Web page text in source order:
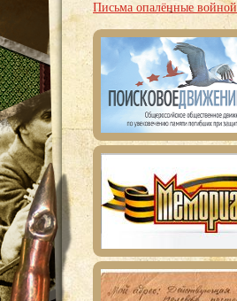
Письма опалённые войной